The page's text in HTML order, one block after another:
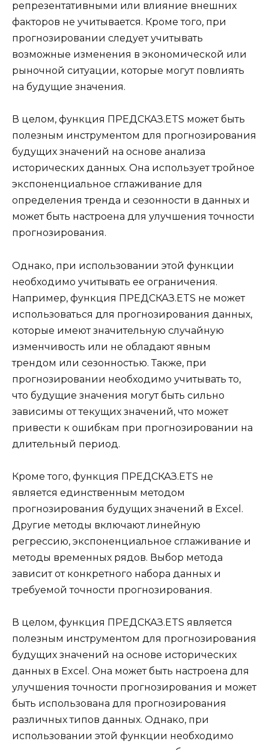
репрезентативными или влияние внешних
факторов не учитывается. Кроме того, при
прогнозировании следует учитывать
возможные изменения в экономической или
рыночной ситуации, которые могут повлиять
на будущие значения.
В целом, функция ПРЕДСКАЗ.ETS может быть
полезным инструментом для прогнозирования
будущих значений на основе анализа
исторических данных. Она использует тройное
экспоненциальное сглаживание для
определения тренда и сезонности в данных и
может быть настроена для улучшения точности
прогнозирования.
Однако, при использовании этой функции
необходимо учитывать ее ограничения.
Например, функция ПРЕДСКАЗ.ETS не может
использоваться для прогнозирования данных,
которые имеют значительную случайную
изменчивость или не обладают явным
трендом или сезонностью. Также, при
прогнозировании необходимо учитывать то,
что будущие значения могут быть сильно
зависимы от текущих значений, что может
привести к ошибкам при прогнозировании на
длительный период.
Кроме того, функция ПРЕДСКАЗ.ETS не
является единственным методом
прогнозирования будущих значений в Excel.
Другие методы включают линейную
регрессию, экспоненциальное сглаживание и
методы временных рядов. Выбор метода
зависит от конкретного набора данных и
требуемой точности прогнозирования.
В целом, функция ПРЕДСКАЗ.ETS является
полезным инструментом для прогнозирования
будущих значений на основе исторических
данных в Excel. Она может быть настроена для
улучшения точности прогнозирования и может
быть использована для прогнозирования
различных типов данных. Однако, при
использовании этой функции необходимо